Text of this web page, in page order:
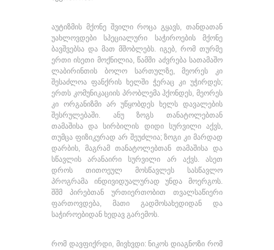
აუტიზმის მქონე შვილი როცა გყავს, თანდათან
უახლოვდები სპეციალური საჭიროების მქონე
ბავშვებსა და მათ მშობლებს. იგებ, რომ თურმე
ერთი ისეთი მოქნილია, წამში აძვრება სათამაშო
ლაბირინთის ბოლო სართულზე, მეორეს კი
შესაძლოა ფანქრის ხელში ჭერაც კი უჭირდეს;
ერთს კომუნიკაციის პრობლემა ჰქონდეს, მეორეს
კი ორგანიზმი არ უწყობდეს ხელს დავალების
შესრულებაში. ანუ ზოგს თანატოლებთან
თამაშისა და სირბილის დიდი სურვილი აქვს,
თუმცა ფიზიკურად არ შეუძლია; ზოგი კი მარდად
დარბის, მაგრამ თანატოლებთან თამაშისა და
სწავლის არანაირი სურვილი არ აქვს. ასეთ
დროს თითოეულ მოსწავლეს სასწავლო
პროგრამა ინდივიდუალურად უნდა მოერგოს.
შშმ პირებთან ურთიერთობით თვალსაწიერი
ფართოვდება, მათი გადმოსახედიდან და
საჭიროებიდან ხედავ გარემოს.
რომ დავფიქრდი, მივხვდი: ნიკოს დიაგნოზი რომ